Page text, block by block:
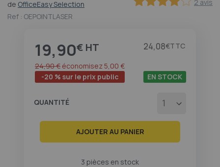
2 avis
de OfficeEasy Selection
Ref : OEPOINTLASER
Prix
19,90€ 24,08€
-20 % sur le prix public
24,90 € économisez5,00 €
3 pièces en stock
EN STOCK
QUANTITÉ
AJOUTER AU PANIER
au
début